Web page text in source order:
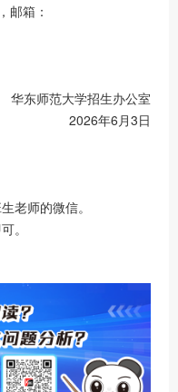
邮箱：
华东师范大学招生办公室
2026年6月3日
老师的微信。
。